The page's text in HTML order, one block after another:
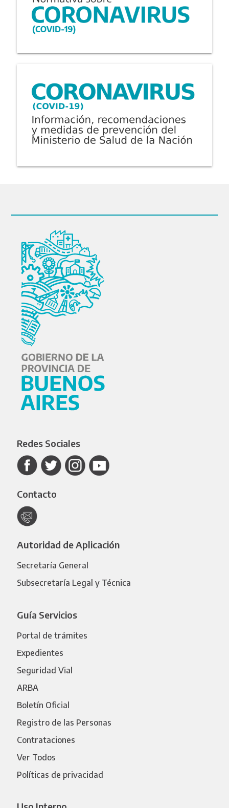
Redes Sociales
Contacto
Autoridad de Aplicación
Secretaría General
Subsecretaría Legal y Técnica
Guía Servicios
Portal de trámites
Expedientes
Seguridad Vial
ARBA
Boletín Oficial
Registro de las Personas
Contrataciones
Ver Todos
Políticas de privacidad